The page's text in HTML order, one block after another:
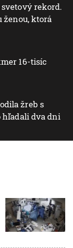
rekord.
ženou, ktorá
16-tisíc
žreb s
dva dni